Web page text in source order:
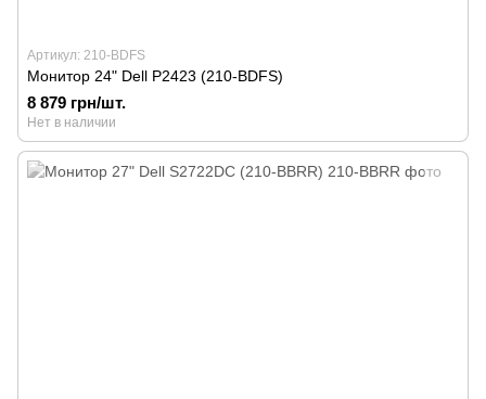
Артикул: 210-BDFS
Монитор 24" Dell P2423 (210-BDFS)
8 879 грн/шт.
Нет в наличии